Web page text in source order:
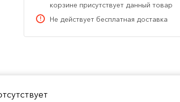
корзине присутствует данный товар
Не действует бесплатная доставка